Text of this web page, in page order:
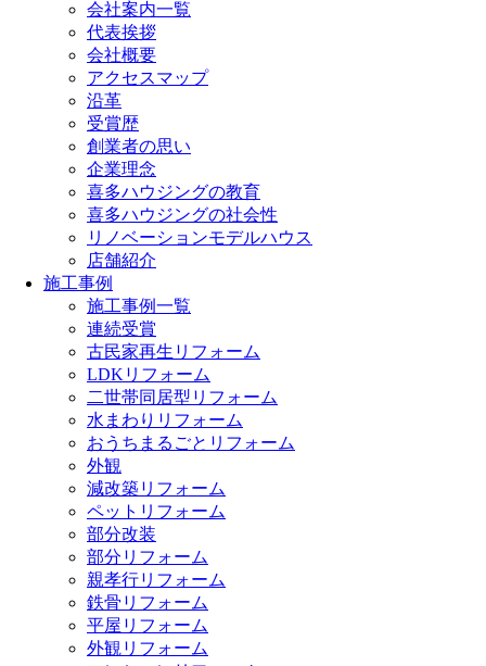
会社案内一覧
代表挨拶
会社概要
アクセスマップ
沿革
受賞歴
創業者の思い
企業理念
喜多ハウジングの教育
喜多ハウジングの社会性
リノベーションモデルハウス
店舗紹介
施工事例
施工事例一覧
連続受賞
古民家再生リフォーム
LDKリフォーム
二世帯同居型リフォーム
水まわりリフォーム
おうちまるごとリフォーム
外観
減改築リフォーム
ペットリフォーム
部分改装
部分リフォーム
親孝行リフォーム
鉄骨リフォーム
平屋リフォーム
外観リフォーム